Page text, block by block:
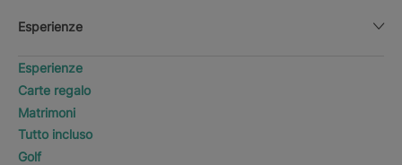
Esperienze
Esperienze
Carte regalo
Matrimoni
Tutto incluso
Golf